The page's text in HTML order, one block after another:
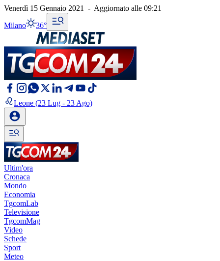
Venerdì 15 Gennaio 2021 - Aggiornato alle 09:21
Milano 36°
Leone (23 Lug - 23 Ago)
Ultim'ora
Cronaca
Mondo
Economia
TgcomLab
Televisione
TgcomMag
Video
Schede
Sport
Meteo